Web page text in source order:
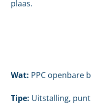
plaas.
Wat: PPC openbare
Tipe: Uitstalling,